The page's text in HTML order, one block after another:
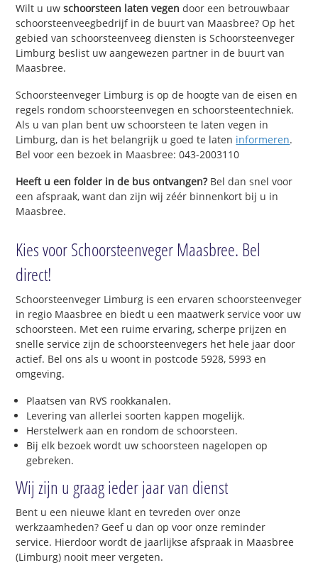
Wilt u uwschoorsteen laten vegen door een betrouwbaar
schoorsteenveegbedrijf in de buurt van Maasbree? Op het
gebied van schoorsteenveeg diensten is Schoorsteenveger
Limburg beslist uw aangewezen partner in de buurt van
Maasbree.
Schoorsteenveger Limburg is op de hoogte van de eisen en
regels rondom schoorsteenvegen en schoorsteentechniek.
Als u van plan bent uw schoorsteen te laten vegen in
Limburg, dan is het belangrijk u goed te laten informeren.
Bel voor een bezoek in Maasbree: 043-2003110
Heeft u een folder in de bus ontvangen?Bel dan snel voor
een afspraak, want dan zijn wij zéér binnenkort bij u in
Maasbree.
Kies voor Schoorsteenveger Maasbree. Bel
direct!
Schoorsteenveger Limburg is een ervaren schoorsteenveger
in regio Maasbree en biedt u een maatwerk service voor uw
schoorsteen. Met een ruime ervaring, scherpe prijzen en
snelle service zijn de schoorsteenvegers het hele jaar door
actief. Bel ons als u woont in postcode 5928, 5993 en
omgeving.
Plaatsen van RVS rookkanalen.
Levering van allerlei soorten kappen mogelijk.
Herstelwerk aan en rondom de schoorsteen.
Bij elk bezoek wordt uw schoorsteen nagelopen op
gebreken.
Wij zijn u graag ieder jaar van dienst
Bent u een nieuwe klant en tevreden over onze
werkzaamheden? Geef u dan op voor onze reminder
service. Hierdoor wordt de jaarlijkse afspraak in Maasbree
(Limburg) nooit meer vergeten.